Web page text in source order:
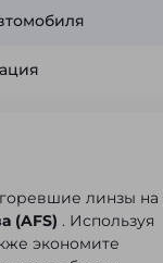
линзы на
(AFS) . Используя
экономите